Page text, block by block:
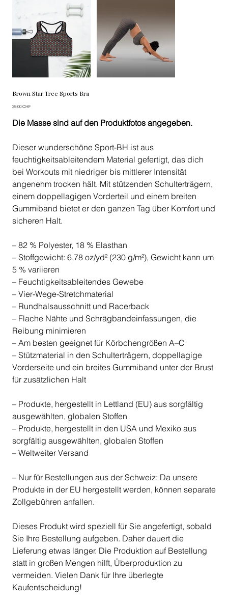
Brown Star Tree Sports Bra
Preis
39,00 CHF
Die Masse sind auf den Produktfotos angegeben.
Dieser wunderschöne Sport-BH ist aus
feuchtigkeitsableitendem Material gefertigt, das dich
bei Workouts mit niedriger bis mittlerer Intensität
angenehm trocken hält. Mit stützenden Schulterträgern,
einem doppellagigen Vorderteil und einem breiten
Gummiband bietet er den ganzen Tag über Komfort und
sicheren Halt.
– 82 % Polyester, 18 % Elasthan
– Stoffgewicht: 6,78 oz/yd² (230 g/m²), Gewicht kann um
5 % variieren
– Feuchtigkeitsableitendes Gewebe
– Vier-Wege-Stretchmaterial
– Rundhalsausschnitt und Racerback
– Flache Nähte und Schrägbandeinfassungen, die
Reibung minimieren
– Am besten geeignet für Körbchengrößen A–C
– Stützmaterial in den Schulterträgern, doppellagige
Vorderseite und ein breites Gummiband unter der Brust
für zusätzlichen Halt
– Produkte, hergestellt in Lettland (EU) aus sorgfältig
ausgewählten, globalen Stoffen
– Produkte, hergestellt in den USA und Mexiko aus
sorgfältig ausgewählten, globalen Stoffen
– Weltweiter Versand
– Nur für Bestellungen aus der Schweiz: Da unsere
Produkte in der EU hergestellt werden, können separate
Zollgebühren anfallen.
Dieses Produkt wird speziell für Sie angefertigt, sobald
Sie Ihre Bestellung aufgeben. Daher dauert die
Lieferung etwas länger. Die Produktion auf Bestellung
statt in großen Mengen hilft, Überproduktion zu
vermeiden. Vielen Dank für Ihre überlegte
Kaufentscheidung!